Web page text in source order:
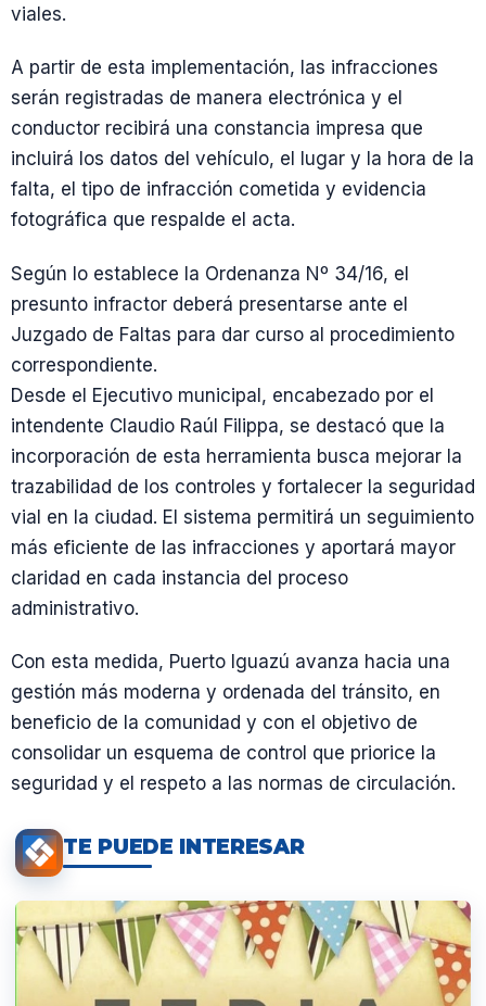
viales.
A partir de esta implementación, las infracciones
serán registradas de manera electrónica y el
conductor recibirá una constancia impresa que
incluirá los datos del vehículo, el lugar y la hora de la
falta, el tipo de infracción cometida y evidencia
fotográfica que respalde el acta.
Según lo establece la Ordenanza Nº 34/16, el
presunto infractor deberá presentarse ante el
Juzgado de Faltas para dar curso al procedimiento
correspondiente.
Desde el Ejecutivo municipal, encabezado por el
intendente Claudio Raúl Filippa, se destacó que la
incorporación de esta herramienta busca mejorar la
trazabilidad de los controles y fortalecer la seguridad
vial en la ciudad. El sistema permitirá un seguimiento
más eficiente de las infracciones y aportará mayor
claridad en cada instancia del proceso
administrativo.
Con esta medida, Puerto Iguazú avanza hacia una
gestión más moderna y ordenada del tránsito, en
beneficio de la comunidad y con el objetivo de
consolidar un esquema de control que priorice la
seguridad y el respeto a las normas de circulación.
TE PUEDE INTERESAR